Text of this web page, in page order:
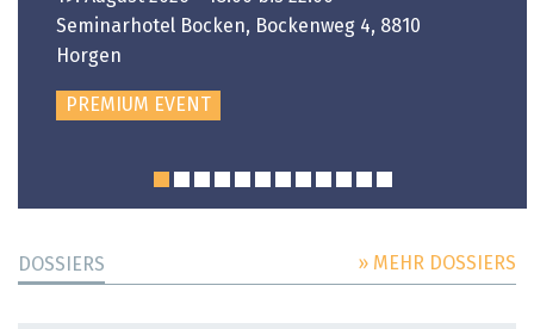
Seminarhotel Bocken, Bockenweg 4, 8810
Horgen
PREMIUM EVENT
DOSSIERS » MEHR DOSSIERS